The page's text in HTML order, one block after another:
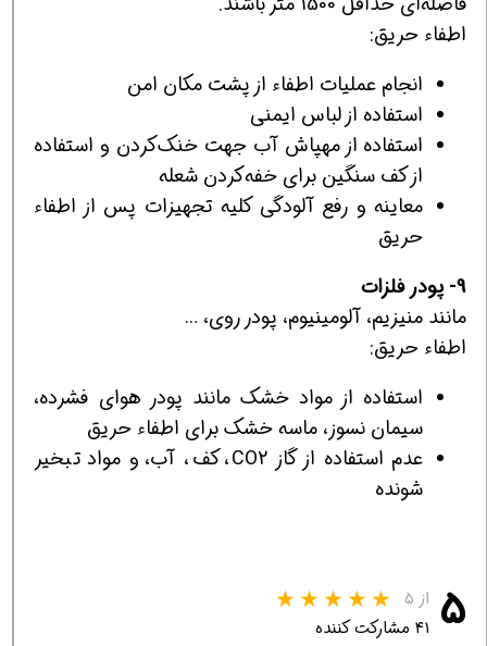
اطفاء حريق:
انجام عمليات اطفاء از پشت مكان امن
استفاده از لباس ايمني
استفاده از مهپاش آب جهت خنك‌كردن و استفاده
از كف سنگين براي خفه‌كردن شعله
معاينه و رفع آلودگي كليه تجهيزات پس از اطفاء
حريق
9- پودر فلزات
مانند منيزيم، آلومينيوم، پودر روي، …
اطفاء حريق:
استفاده از مواد خشك مانند پودر هواي فشرده،
سيمان نسوز، ماسه خشك براي اطفاء حريق
عدم استفاده از گاز CO2، كف، آب، و مواد تبخير
شونده
۵ از ۵
۴۱ مشارکت کننده